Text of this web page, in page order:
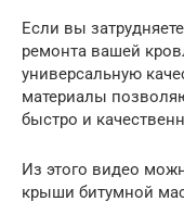
Если вы
ремонта вашей
универсальную
материалы
быстро и
Из этого видео
крыши битумной